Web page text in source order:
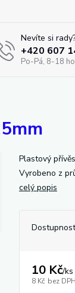
Nevíte si
+420 607
Po-Pá, 8-18
Plastový
Vyrobeno z
celý popis
Dostupnost
10 Kč/ks
8 Kč bez DPH